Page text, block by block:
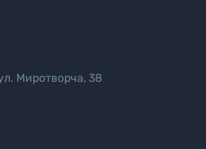
Миротворча, 38